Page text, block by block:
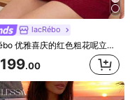
lacRébo
lacRébo 优雅喜庆的红色粗花呢立领迷你连衣裙，圣诞节的理想之选
199.00